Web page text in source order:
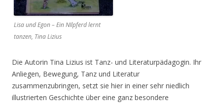
Lisa und Egon – Ein NIlpferd lernt
tanzen, Tina Lizius
Die Autorin Tina Lizius ist Tanz- und Literaturpädagogin. Ihr
Anliegen, Bewegung, Tanz und Literatur
zusammenzubringen, setzt sie hier in einer sehr niedlich
illustrierten Geschichte über eine ganz besondere